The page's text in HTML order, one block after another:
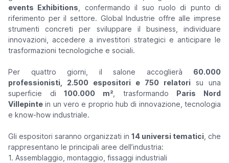
events Exhibitions , confermando il suo ruolo di punto di
riferimento per il settore. Global Industrie offre alle imprese
strumenti concreti per sviluppare il business, individuare
innovazioni, accedere a investitori strategici e anticipare le
trasformazioni tecnologiche e sociali.
Per quattro giorni, il salone accoglierà 60.000
professionisti, 2.500 espositori e 750 relatori su una
superficie di100.000 m² , trasformando Paris Nord
Villepinte in un vero e proprio hub di innovazione, tecnologia
e know-how industriale.
Gli espositori saranno organizzati in 14 universi tematici , che
rappresentano le principali aree dell’industria:
1. Assemblaggio, montaggio, fissaggi industriali